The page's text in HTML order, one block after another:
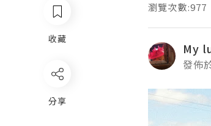
收藏
分享
瀏覽次數:977
My
發佈